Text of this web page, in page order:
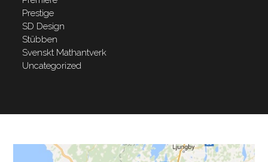
Prestige
SD Design
Stübben
Svenskt Mathantverk
Uncategorized